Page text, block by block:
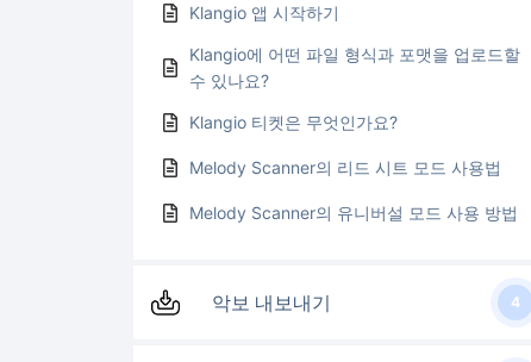
Klangio 앱 시작하기
Klangio에 어떤 파일 형식과 포맷을 업로드할
수 있나요?
Klangio 티켓은 무엇인가요?
Melody Scanner의 리드 시트 모드 사용법
Melody Scanner의 유니버설 모드 사용 방법
악보 내보내기 4